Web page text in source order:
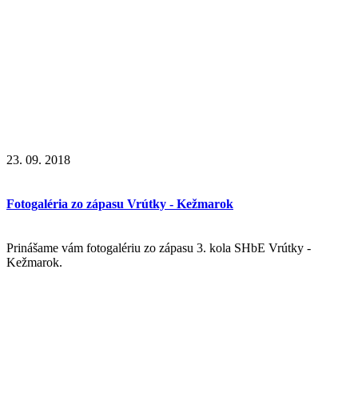
23. 09. 2018
Fotogaléria zo zápasu Vrútky - Kežmarok
Prinášame vám fotogalériu zo zápasu 3. kola SHbE Vrútky -
Kežmarok.